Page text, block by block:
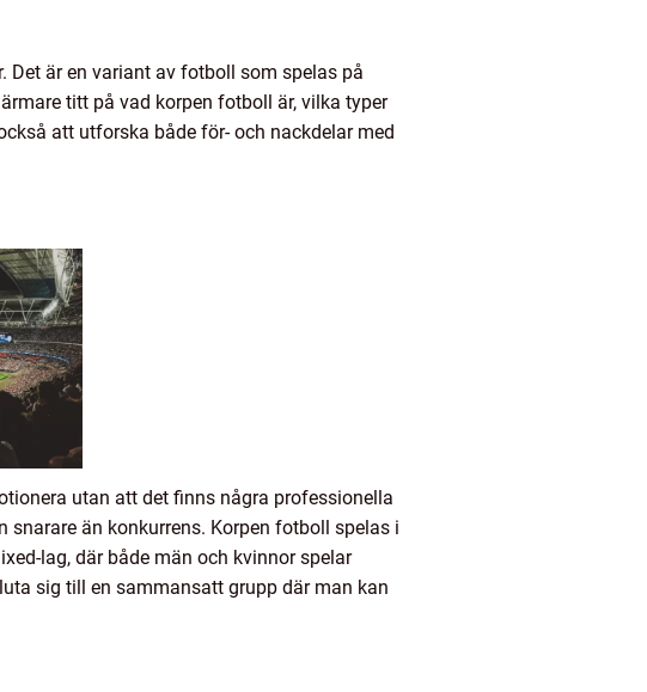
är en variant av fotboll som spelas på
titt på vad korpen fotboll är, vilka typer
att utforska både för- och nackdelar med
utan att det finns några professionella
än konkurrens. Korpen fotboll spelas i
lag, där både män och kvinnor spelar
sig till en sammansatt grupp där man kan